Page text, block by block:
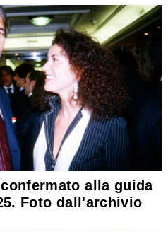
alla guida
Foto dall'archivio